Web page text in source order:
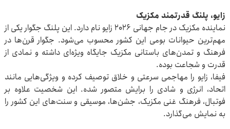
زایو، پلنگ قدرتمند مکزیک
نماینده مکزیک در جام جهانی ۲۰۲۶ زایو نام دارد. این پلنگ جگوار یکی از
مهم‌ترین حیوانات بومی این کشور محسوب می‌شود. جگوار قرن‌ها در
فرهنگ و تمدن‌های باستانی مکزیک جایگاه ویژه‌ای داشته و نمادی از
قدرت و شجاعت بوده.
فیفا، زایو را مهاجمی سرعتی و خلاق توصیف کرده و ویژگی‌هایی مانند
اتحاد، انرژی و شادی را برایش متصور شده. این شخصیت علاوه بر
فوتبال، فرهنگ غنی مکزیک، جشن‌ها، موسیقی و سنت‌های این کشور را
به نمایش می‌گذارد.